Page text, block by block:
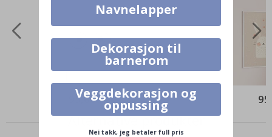
95,00 Kr
Alternative produkter
Navnelapper
Dekorasjon til
barnerom
Veggdekorasjon og
oppussing
Nei takk, jeg betaler full pris